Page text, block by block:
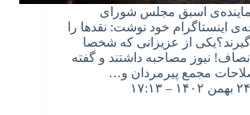
نماینده‌ی اسبق مجلس شورای
اینستاگرام خود نوشت: نقدها را
گیرند؟یکی از عزیزانی که شخصا
نیوز مصاحبه داشتند و گفته
مجمع پیرمردان و…